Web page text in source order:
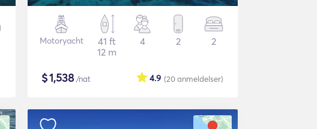
Motoryacht
41 ft
12 m
4 2 2
$1,538/nat (20anmeldelser)
4.9